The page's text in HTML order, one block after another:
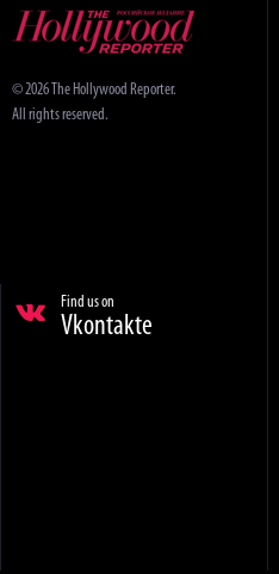
© 2026 The Hollywood Reporter.
All rights reserved.
Find us on
Vkontakte